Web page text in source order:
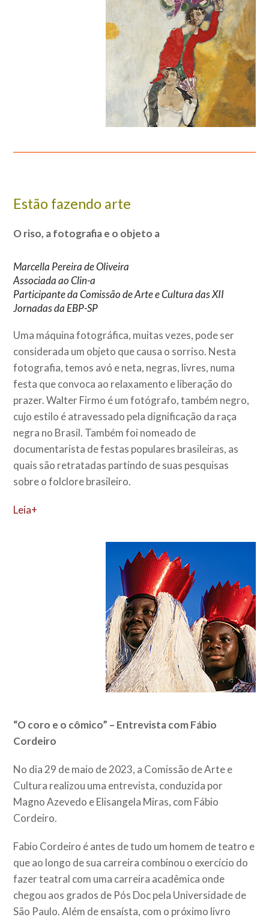
Estão fazendo arte
O riso, a fotografia e o objeto a
Marcella Pereira de Oliveira
Associada ao Clin-a
Participante da Comissão de Arte e Cultura das XII
Jornadas da EBP-SP
Uma máquina fotográfica, muitas vezes, pode ser
considerada um objeto que causa o sorriso. Nesta
fotografia, temos avó e neta, negras, livres, numa
festa que convoca ao relaxamento e liberação do
prazer. Walter Firmo é um fotógrafo, também negro,
cujo estilo é atravessado pela dignificação da raça
negra no Brasil. Também foi nomeado de
documentarista de festas populares brasileiras, as
quais são retratadas partindo de suas pesquisas
sobre o folclore brasileiro.
Leia+
“O coro e o cômico” – Entrevista com Fábio
Cordeiro
No dia 29 de maio de 2023, a Comissão de Arte e
Cultura realizou uma entrevista, conduzida por
Magno Azevedo e Elisangela Miras, com Fábio
Cordeiro.
Fabio Cordeiro é antes de tudo um homem de teatro e
que ao longo de sua carreira combinou o exercício do
fazer teatral com uma carreira acadêmica onde
chegou aos grados de Pós Doc pela Universidade de
São Paulo. Além de ensaísta, com o próximo livro